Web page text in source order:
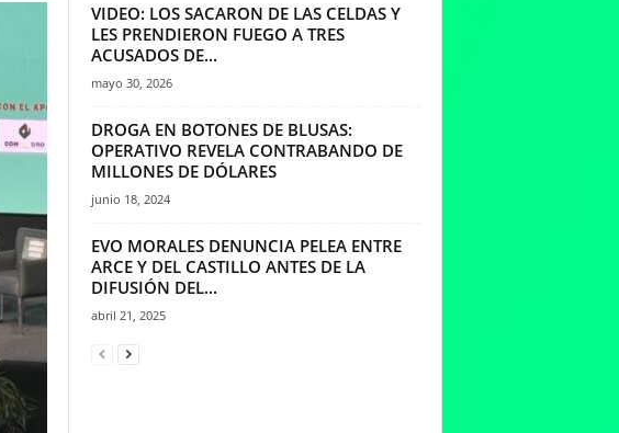
VIDEO: LOS SACARON DE LAS CELDAS Y
LES PRENDIERON FUEGO A TRES
ACUSADOS DE...
mayo 30, 2026
DROGA EN BOTONES DE BLUSAS:
OPERATIVO REVELA CONTRABANDO DE
MILLONES DE DÓLARES
junio 18, 2024
EVO MORALES DENUNCIA PELEA ENTRE
ARCE Y DEL CASTILLO ANTES DE LA
DIFUSIÓN DEL...
abril 21, 2025